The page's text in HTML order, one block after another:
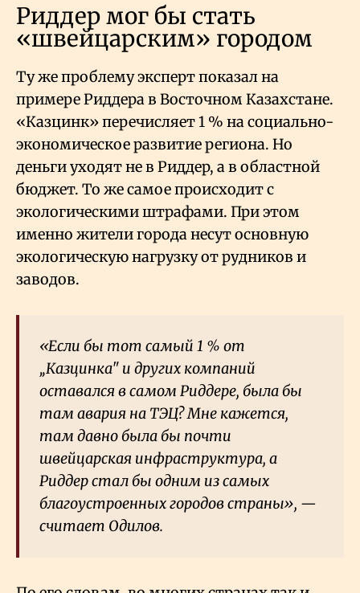
Риддер мог бы стать
«швейцарским» городом
Ту же проблему эксперт показал на
примере Риддера в Восточном Казахстане.
«Казцинк» перечисляет 1 % на социально-
экономическое развитие региона. Но
деньги уходят не в Риддер, а в областной
бюджет. То же самое происходит с
экологическими штрафами. При этом
именно жители города несут основную
экологическую нагрузку от рудников и
заводов.
«Если бы тот самый 1 % от
„Казцинка" и других компаний
оставался в самом Риддере, была бы
там авария на ТЭЦ? Мне кажется,
там давно была бы почти
швейцарская инфраструктура, а
Риддер стал бы одним из самых
благоустроенных городов страны», —
считает Одилов.